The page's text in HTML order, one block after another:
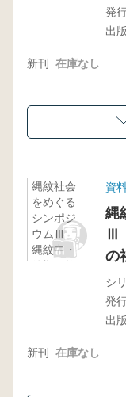
発
出
新刊 在庫なし
縄紋社会
をめぐる
シンポジ
ウムⅢ
縄紋中・
後期の物
資
縄
Ⅲ
の
シ
発
出
新刊 在庫なし